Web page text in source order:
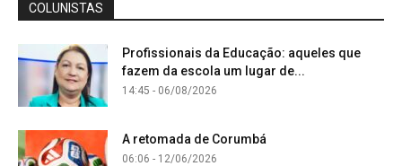
COLUNISTAS
Profissionais da Educação: aqueles que
fazem da escola um lugar de...
14:45 - 06/08/2026
A retomada de Corumbá
06:06 - 12/06/2026